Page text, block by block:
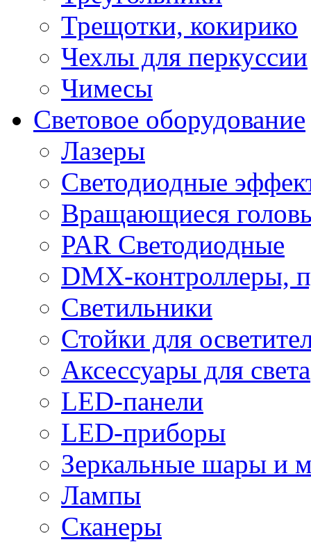
Трещотки, кокирико
Чехлы для перкуссии
Чимесы
Световое оборудование
Лазеры
Светодиодные
Вращающиеся
PAR Светодиодные
DMX-контроллеры,
Светильники
Стойки для
Аксессуары для света
LED-панели
LED-приборы
Зеркальные шары и
Лампы
Сканеры